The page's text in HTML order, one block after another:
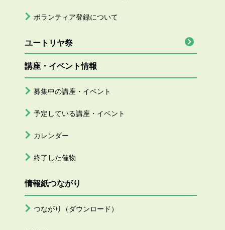
ボランティア登録について
ユートリヤ祭
講座・イベント情報
募集中の講座・イベント
予定している講座・イベント
カレンダー
終了した催物
情報紙つながり
つながり（ダウンロード）